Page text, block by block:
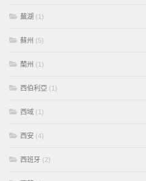
蕪湖 (1)
蘇州 (5)
蘭州 (1)
西伯利亞 (1)
西域 (1)
西安 (4)
西班牙 (2)